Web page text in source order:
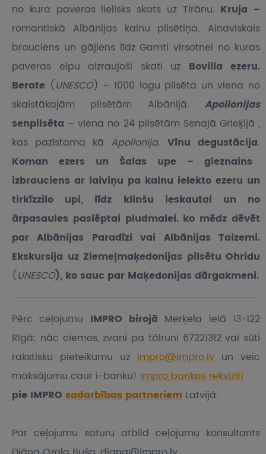
no kura paveras lielisks skats uz Tirānu. Kruja –
romantiskā Albānijas kalnu pilsētiņa. Ainaviskais
brauciens un gājiens līdz Gamti virsotnei no kuras
paveras elpu aizraujoši skati uz Bovilla ezeru.
Berate (UNESCO) – 1000 logu pilsēta un viena no
skaistākajām pilsētām Albānijā. Apollonijas
senpilsēta – viena no 24 pilsētām Senajā Grieķijā ,
kas pazīstama kā Apollonija. Vīnu degustācija.
Koman ezers un Šalas upe – gleznains
izbrauciens ar laiviņu pa kalnu ielekto ezeru un
tirkīzzilo upi, līdz klinšu ieskautai un no
ārpasaules paslēptai pludmalei. ko mēdz dēvēt
par Albānijas Paradīzi vai Albānijas Taizemi.
Ekskursija uz Ziemeļmaķedonijas pilsētu Ohridu
(UNESCO), ko sauc par Maķedonijas dārgakmeni.
Pērc ceļojumu IMPRO birojā Merķela ielā 13-122
Rīgā: nāc ciemos, zvani pa tālruni 67221312 vai sūti
rakstisku pieteikumu uz impro@impro.lv un veic
maksājumu caur i-banku! Impro bankas rekvizīti
pie IMPRO sadarbības partneriem Latvijā.
Par ceļojumu saturu atbild ceļojumu konsultants